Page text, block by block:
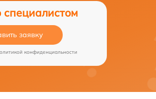
специалистом
заявку
конфиденциальности